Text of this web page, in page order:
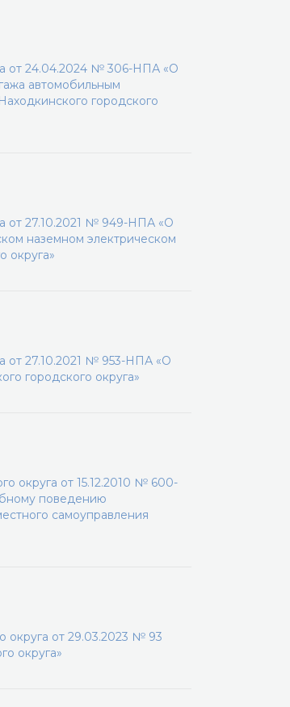
от 24.04.2024 № 306-НПА «О
автомобильным
городского
от 27.10.2021 № 949-НПА «О
наземном электрическом
округа»
от 27.10.2021 № 953-НПА «О
городского округа»
округа от 15.12.2010 № 600-
поведению
самоуправления
округа от 29.03.2023 № 93
округа»